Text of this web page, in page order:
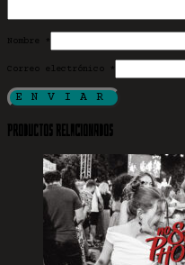
Nombre *
Correo electrónico *
Productos relacionados